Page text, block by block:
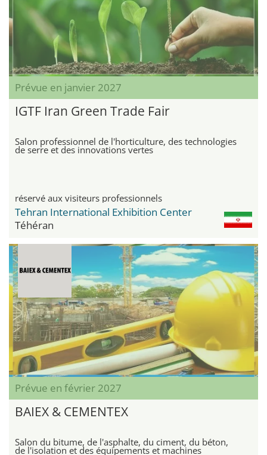
Prévue en janvier 2027
IGTF Iran Green Trade Fair
Salon professionnel de l'horticulture, des technologies
de serre et des innovations vertes
réservé aux visiteurs professionnels
Tehran International Exhibition Center
Téhéran
Prévue en février 2027
BAIEX & CEMENTEX
Salon du bitume, de l'asphalte, du ciment, du béton,
de l'isolation et des équipements et machines